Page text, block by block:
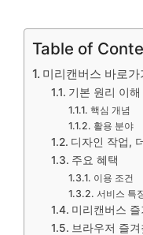
Table of
미리캔버스 바로
기본 원리 이해
핵심 개념
활용 분야
디자인 작업,
주요 혜택
이용 조건
서비스 특
미리캔버스
브라우저 즐